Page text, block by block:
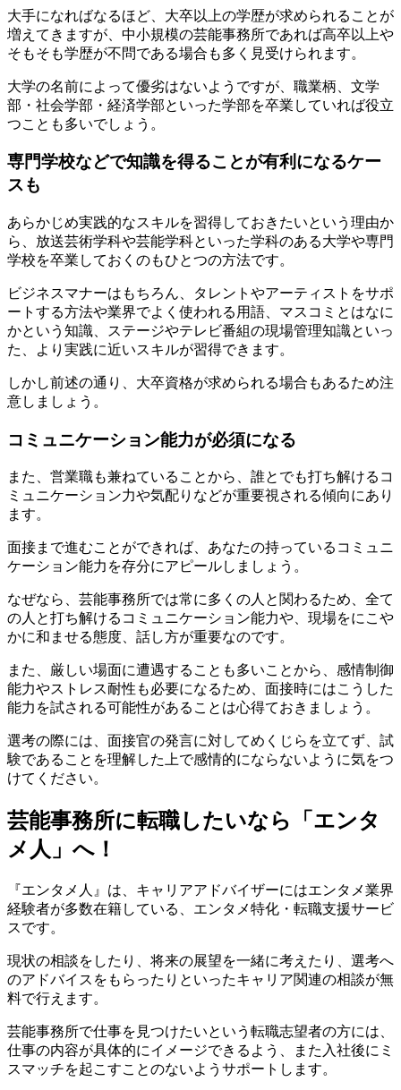
大手になればなるほど、大卒以上の学歴が求められることが
増えてきますが、中小規模の芸能事務所であれば高卒以上や
そもそも学歴が不問である場合も多く見受けられます。
大学の名前によって優劣はないようですが、職業柄、文学
部・社会学部・経済学部といった学部を卒業していれば役立
つことも多いでしょう。
専門学校などで知識を得ることが有利になるケー
スも
あらかじめ実践的なスキルを習得しておきたいという理由か
ら、放送芸術学科や芸能学科といった学科のある大学や専門
学校を卒業しておくのもひとつの方法です。
ビジネスマナーはもちろん、タレントやアーティストをサポ
ートする方法や業界でよく使われる用語、マスコミとはなに
かという知識、ステージやテレビ番組の現場管理知識といっ
た、より実践に近いスキルが習得できます。
しかし前述の通り、大卒資格が求められる場合もあるため注
意しましょう。
コミュニケーション能力が必須になる
また、営業職も兼ねていることから、誰とでも打ち解けるコ
ミュニケーション力や気配りなどが重要視される傾向にあり
ます。
面接まで進むことができれば、あなたの持っているコミュニ
ケーション能力を存分にアピールしましょう。
なぜなら、芸能事務所では常に多くの人と関わるため、全て
の人と打ち解けるコミュニケーション能力や、現場をにこや
かに和ませる態度、話し方が重要なのです。
また、厳しい場面に遭遇することも多いことから、感情制御
能力やストレス耐性も必要になるため、面接時にはこうした
能力を試される可能性があることは心得ておきましょう。
選考の際には、面接官の発言に対してめくじらを立てず、試
験であることを理解した上で感情的にならないように気をつ
けてください。
芸能事務所に転職したいなら「エンタ
メ人」へ！
『エンタメ人』は、キャリアアドバイザーにはエンタメ業界
経験者が多数在籍している、エンタメ特化・転職支援サービ
スです。
現状の相談をしたり、将来の展望を一緒に考えたり、選考へ
のアドバイスをもらったりといったキャリア関連の相談が無
料で行えます。
芸能事務所で仕事を見つけたいという転職志望者の方には、
仕事の内容が具体的にイメージできるよう、また入社後にミ
スマッチを起こすことのないようサポートします。